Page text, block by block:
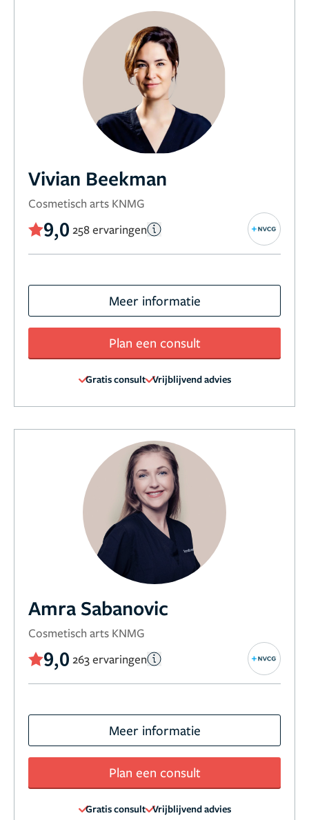
Vivian Beekman
Cosmetisch arts KNMG
9,0 258 ervaringen
Meer informatie
Plan een consult
Gratis consult Vrijblijvend advies
Amra Sabanovic
Cosmetisch arts KNMG
9,0 263 ervaringen
Meer informatie
Plan een consult
Gratis consult Vrijblijvend advies